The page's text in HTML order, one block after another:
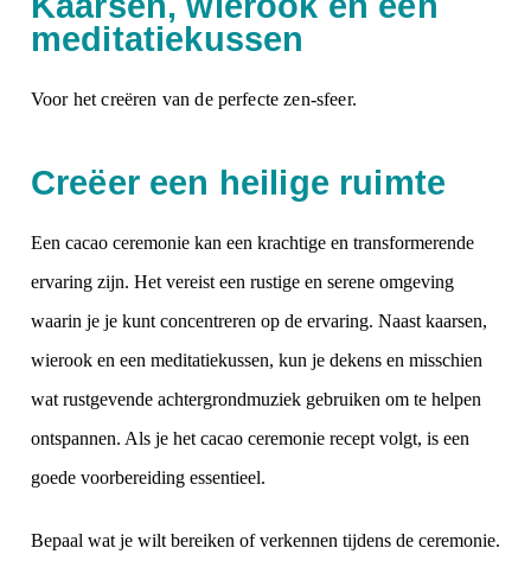
meditatiekussen
Voor het creëren van de perfecte zen-sfeer.
Creëer een heilige ruimte
Een cacao ceremonie kan een krachtige en transformerende
ervaring zijn. Het vereist een rustige en serene omgeving
waarin je je kunt concentreren op de ervaring. Naast kaarsen,
wierook en een meditatiekussen, kun je dekens en misschien
wat rustgevende achtergrondmuziek gebruiken om te helpen
ontspannen. Als je het cacao ceremonie recept volgt, is een
goede voorbereiding essentieel.
Bepaal wat je wilt bereiken of verkennen tijdens de ceremonie.